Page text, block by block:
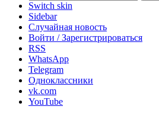
Switch skin
Sidebar
Случайная новость
Войти / Зарегистрироваться
RSS
WhatsApp
Telegram
Одноклассники
vk.com
YouTube